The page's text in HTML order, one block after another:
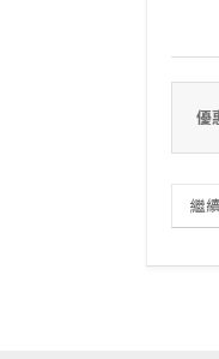
優
繼